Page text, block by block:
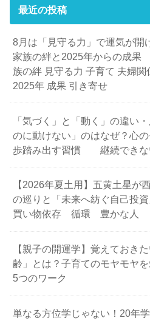
最近の投稿
8月は「見守る力」で運気が開
家族の絆と2025年からの成果
族の絆 見守る力 子育て 夫婦
2025年 成果 引き寄せ
「気づく」と「動く」の違い
のに動けない」のはなぜ？心
歩踏み出す習慣 継続できな
【2026年夏土用】五黄土星が
の巡りと「未来へ紡ぐ自己投
買い物依存 循環 豊かな人
【親子の開運学】覚えておき
齢」とは？子育てのモヤモヤ
5つのワーク
単なる方位学じゃない！20年